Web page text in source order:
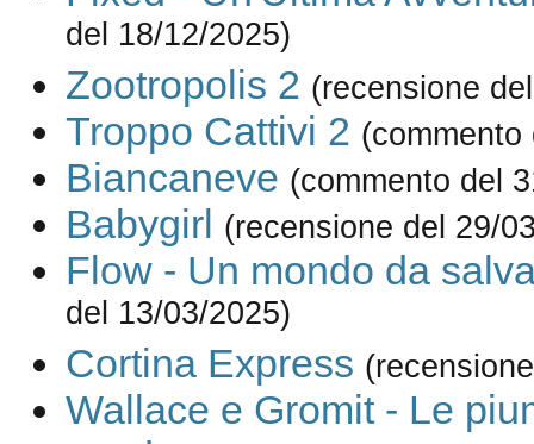
del 18/12/2025)
Zootropolis 2 (recensione
Troppo Cattivi 2 (commento
Biancaneve (commento del
Babygirl (recensione del 29/
Flow - Un mondo da
del 13/03/2025)
Cortina Express
Wallace e Gromit - Le